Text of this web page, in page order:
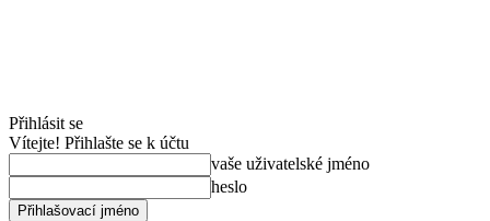
Přihlásit se
Vítejte! Přihlašte se k účtu
vaše uživatelské jméno
heslo